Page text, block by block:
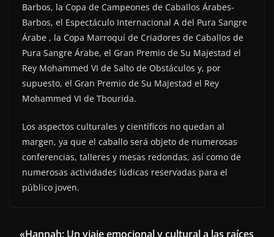
Barbos, la Copa de Campeones de Caballos Árabes-
Barbos, el Espectáculo Internacional A del Pura Sangre
Árabe , la Copa Marroquí de Criadores de Caballos de
Pura Sangre Árabe, el Gran Premio de Su Majestad el
Rey Mohammed VI de Salto de Obstáculos y, por
supuesto, el Gran Premio de Su Majestad el Rey
Mohammed VI de Tbourida.
Los aspectos culturales y científicos no quedan al
margen, ya que el caballo será objeto de numerosas
conferencias, talleres y mesas redondas, así como de
numerosas actividades lúdicas reservadas para el
público joven.
«Hannah: Un viaje emocional y cultural a las raíces